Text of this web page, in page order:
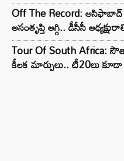
Off The Record:
అసంతృప్తి అగ్గి.. డీసీసీ
Tour Of South Africa:
కీలక మార్పులు.. టీ20లు